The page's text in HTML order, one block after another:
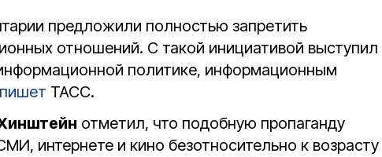
предложили полностью запретить
отношений. С такой инициативой выступил
политике, информационным
пишет ТАСС.
отметил, что подобную пропаганду
интернете и кино безотносительно к возрасту